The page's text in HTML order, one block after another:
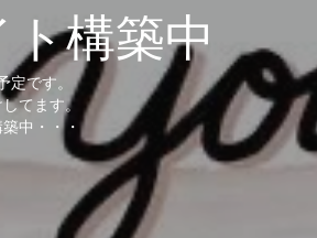
構築中
です。
てます。
中・・・